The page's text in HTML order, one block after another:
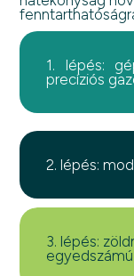
1. lépés:
precíziós
2. lépés:
3. lépés: